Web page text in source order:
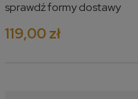
Cena nie zawiera
sprawdź formy dostawy
119,00 zł